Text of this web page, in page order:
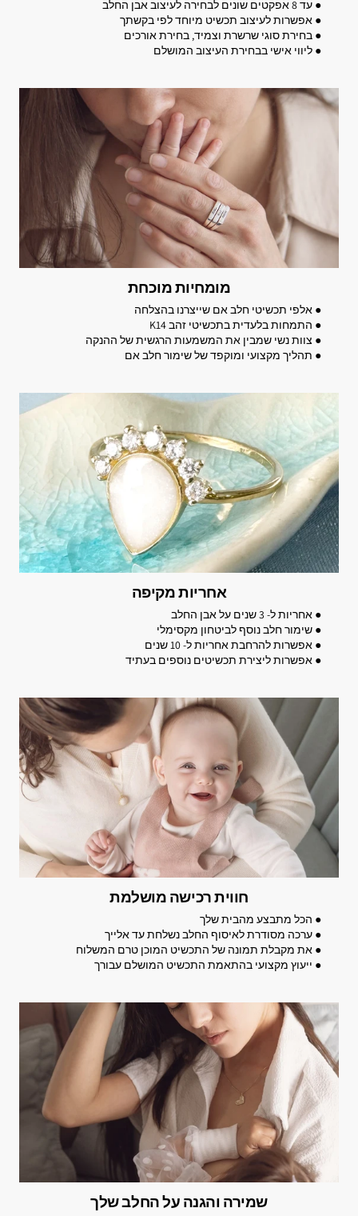
● עד 8 אפקטים שונים לבחירה לעיצוב אבן החלב
● אפשרות לעיצוב תכשיט מיוחד לפי בקשתך
● בחירת סוגי שרשרת וצמיד, בחירת אורכים
● ליווי אישי בבחירת העיצוב המושלם
מומחיות מוכחת
● אלפי תכשיטי חלב אם שייצרנו בהצלחה
● התמחות בלעדית בתכשיטי זהב K14
● צוות נשי שמבין את המשמעות הרגשית של ההנקה
● תהליך מקצועי ומוקפד של שימור חלב אם
אחריות מקיפה
● אחריות ל- 3 שנים על אבן החלב
● שימור חלב נוסף לביטחון מקסימלי
● אפשרות להרחבת אחריות ל- 10 שנים
● אפשרות ליצירת תכשיטים נוספים בעתיד
חווית רכישה מושלמת
● הכל מתבצע מהבית שלך
● ערכה מסודרת לאיסוף החלב נשלחת עד אלייך
● את מקבלת תמונה של התכשיט המוכן טרם המשלוח
● ייעוץ מקצועי בהתאמת התכשיט המושלם עבורך
שמירה והגנה על החלב שלך